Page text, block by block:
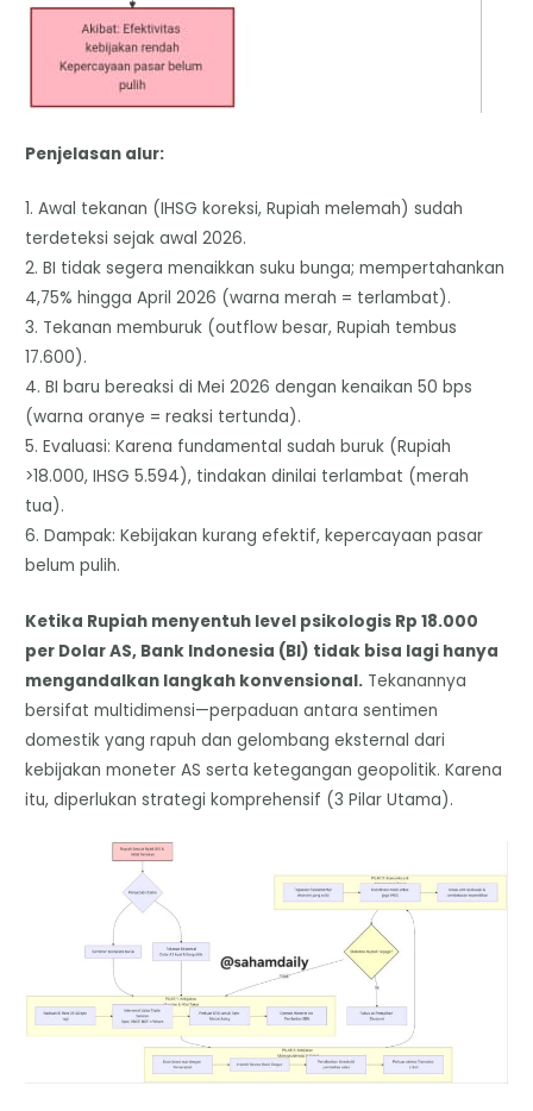
Penjelasan alur:
1. Awal tekanan (IHSG koreksi, Rupiah melemah) sudah
terdeteksi sejak awal 2026.
2. BI tidak segera menaikkan suku bunga; mempertahankan
4,75% hingga April 2026 (warna merah = terlambat).
3. Tekanan memburuk (outflow besar, Rupiah tembus
17.600).
4. BI baru bereaksi di Mei 2026 dengan kenaikan 50 bps
(warna oranye = reaksi tertunda).
5. Evaluasi: Karena fundamental sudah buruk (Rupiah
>18.000, IHSG 5.594), tindakan dinilai terlambat (merah
tua).
6. Dampak: Kebijakan kurang efektif, kepercayaan pasar
belum pulih.
Ketika Rupiah menyentuh level psikologis Rp 18.000
per Dolar AS, Bank Indonesia (BI) tidak bisa lagi hanya
mengandalkan langkah konvensional. Tekanannya
bersifat multidimensi—perpaduan antara sentimen
domestik yang rapuh dan gelombang eksternal dari
kebijakan moneter AS serta ketegangan geopolitik. Karena
itu, diperlukan strategi komprehensif (3 Pilar Utama).